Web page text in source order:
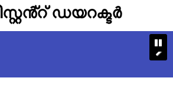
ഡയറക്ടർ